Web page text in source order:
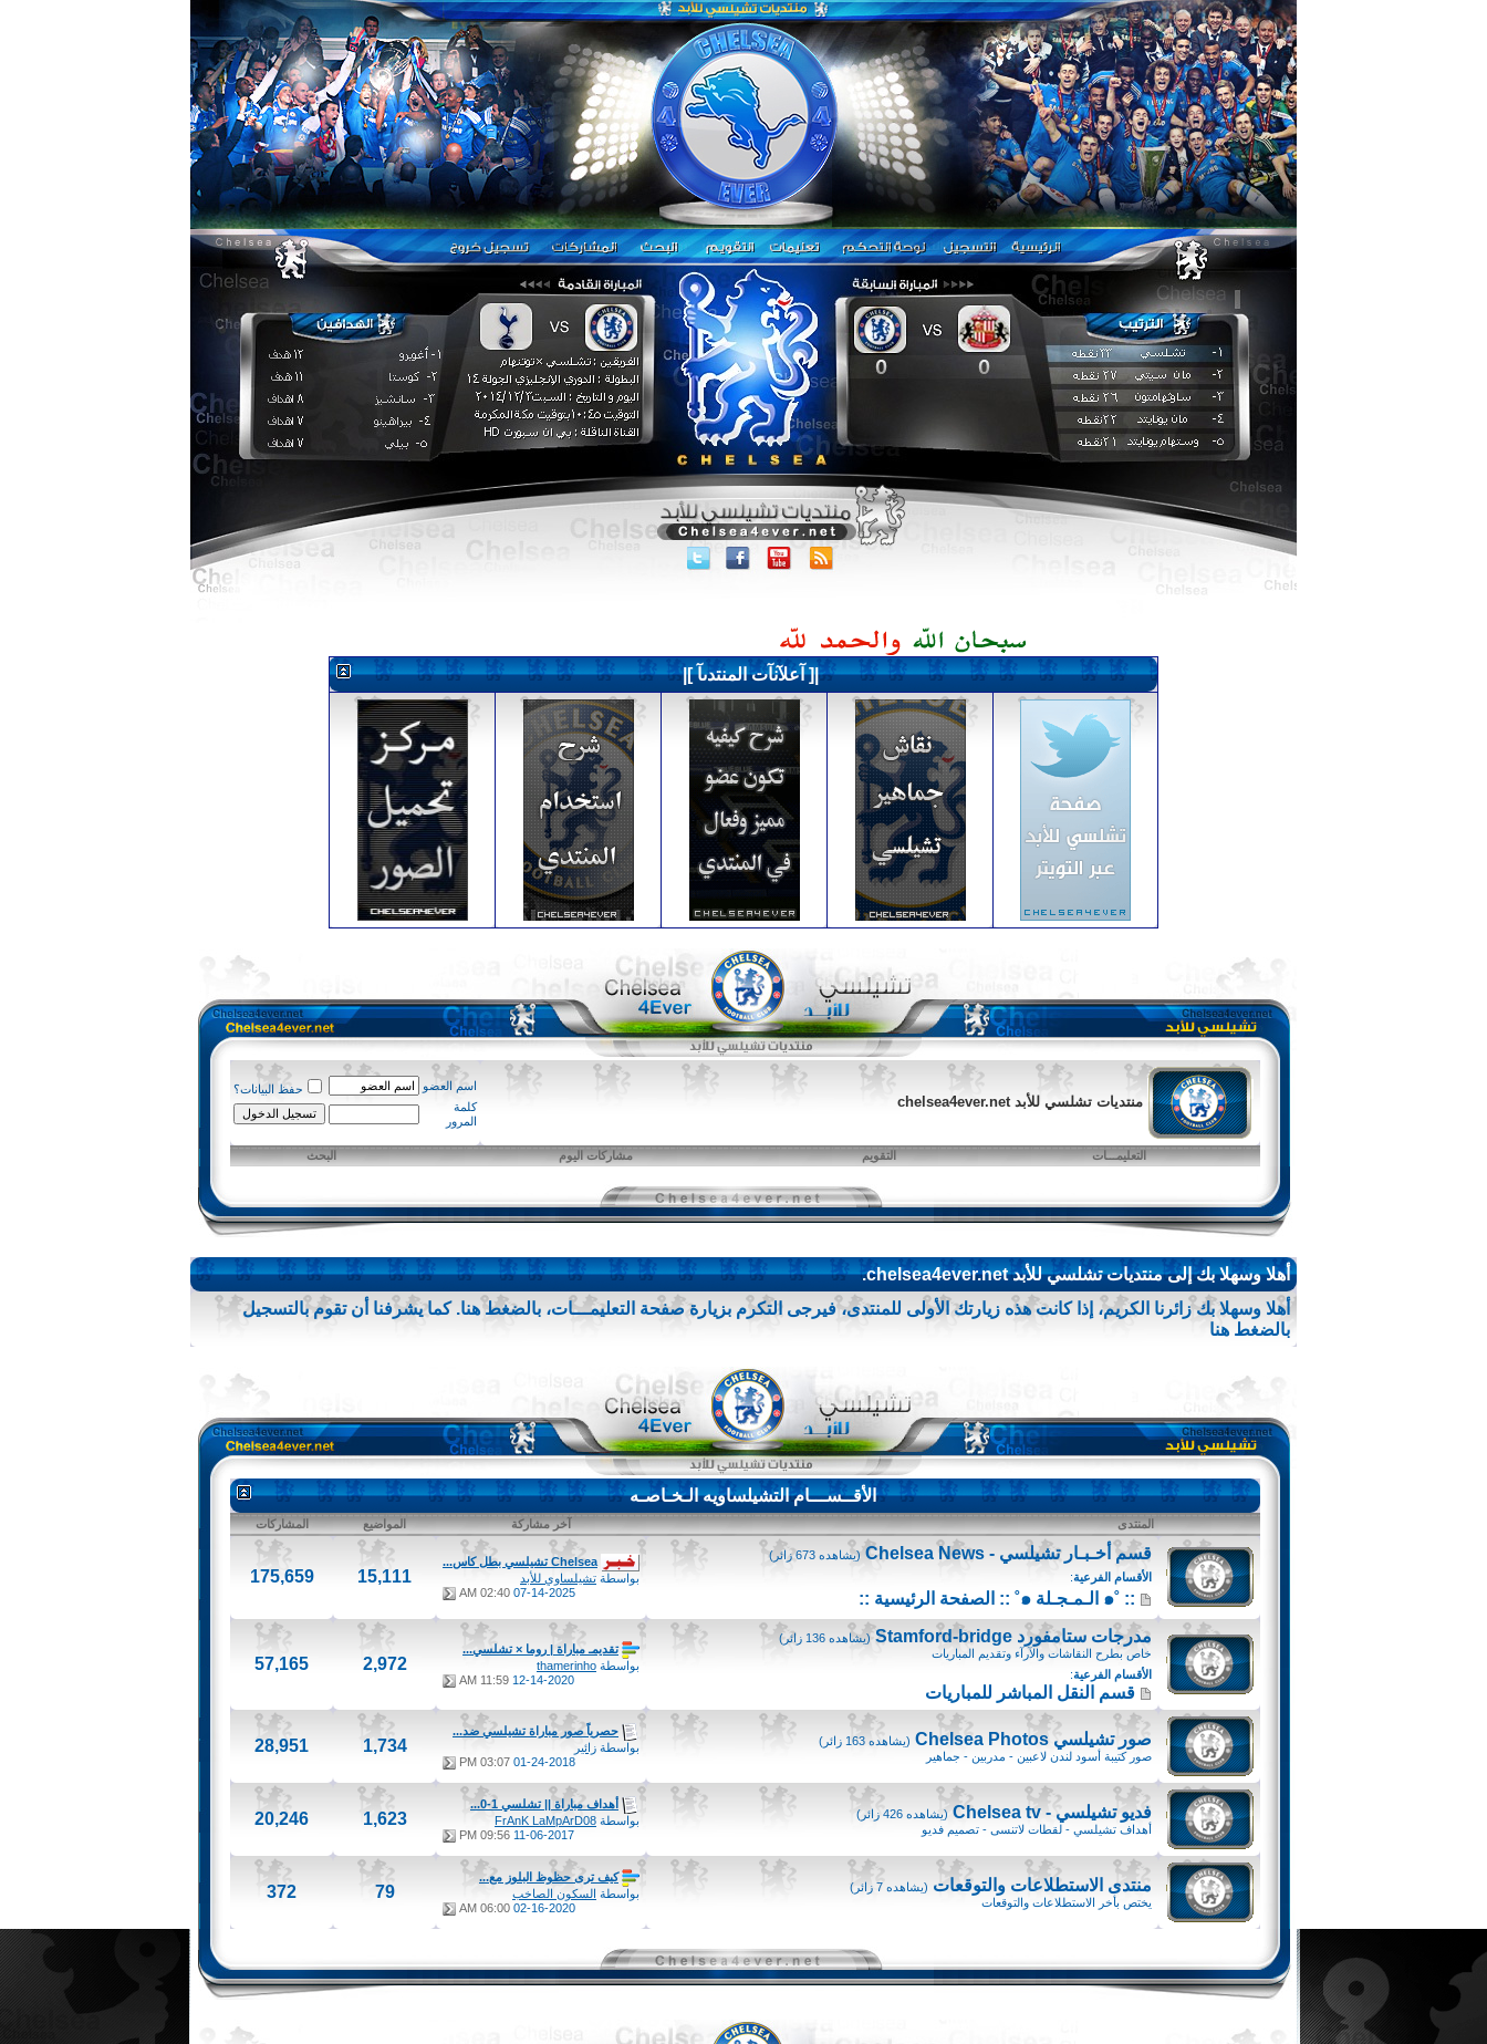
|[ آعلآنآت المنتدىآ ]|
منتديات تشلسي للأبد chelsea4ever.net
اسم العضو
حفظ البيانات؟
كلمة
المرور
التعليمـــات التقويم مشاركات اليوم البحث
أهلا وسهلا بك إلى منتديات تشلسي للأبد chelsea4ever.net.
أهلا وسهلا بك زائرنا الكريم، إذا كانت هذه زيارتك الأولى للمنتدى، فيرجى التكرم بزيارة صفحة التعليمـــات، بالضغط هنا. كما يشرفنا أن تقومبالتسجيل
بالضغط هنا
الأقــســـام التشيلساويه الـخـاصـه
المنتدى آخر مشاركة المواضيع المشاركات
قسم أخـبـار تشيلسي - Chelsea News
(يشاهده 673 زائر)
الأقسام الفرعية:
:: ˚๑ الـمـجـلة ๑˚ :: الصفحة الرئيسية ::
Chelsea تشيلسي بطل كاس...
بواسطة تشيلساوي للأبد
07-14-2025
02:40 AM
15,111
175,659
مدرجات ستامفورد Stamford-bridge
(يشاهده 136 زائر)
خاص بطرح النقاشات والآرآء وتقديم المباريات
الأقسام الفرعية:
قسم النقل المباشر للمباريات
تقديمـ مباراة | روما × تشلسي...
بواسطة thamerinho
12-14-2020
11:59 AM
2,972
57,165
صور تشيلسي Chelsea Photos
(يشاهده 163 زائر)
صور كتيبة أسود لندن لاعبين - مدربين - جماهير
حصرياً صور مباراة تشيلسي ضد...
بواسطة زائير
01-24-2018
03:07 PM
1,734
28,951
فديو تشيلسي - Chelsea tv
(يشاهده 426 زائر)
أهداف تشيلسي - لقطات لاتنسى - تصميم فديو
أهداف مباراة || تشلسي 1-0...
بواسطة FrAnK LaMpArD08
11-06-2017
09:56 PM
1,623
20,246
منتدى الاستطلاعات والتوقعات (يشاهده 7 زائر)
يختص بأخر الاستطلاعات والتوقعات
كيف ترى حظوظ البلوز مع...
بواسطة السكون الصاخب
02-16-2020
06:00 AM
79
372